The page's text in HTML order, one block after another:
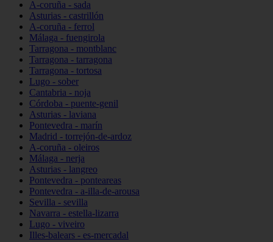
A-coruña - sada
Asturias - castrillón
A-coruña - ferrol
Málaga - fuengirola
Tarragona - montblanc
Tarragona - tarragona
Tarragona - tortosa
Lugo - sober
Cantabria - noja
Córdoba - puente-genil
Asturias - laviana
Pontevedra - marín
Madrid - torrejón-de-ardoz
A-coruña - oleiros
Málaga - nerja
Asturias - langreo
Pontevedra - ponteareas
Pontevedra - a-illa-de-arousa
Sevilla - sevilla
Navarra - estella-lizarra
Lugo - viveiro
Illes-balears - es-mercadal